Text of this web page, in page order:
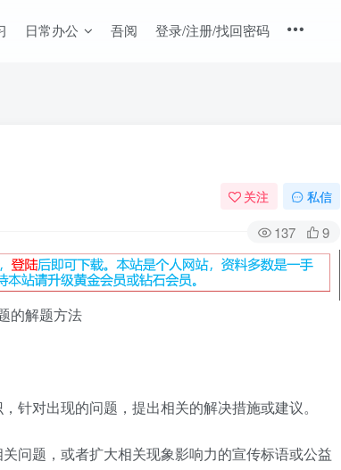
日常办公 吾阅 登录/注册/找回密码
关注 私信
137 9
的解题方法
针对出现的问题，提出相关的解决措施或建议。
问题，或者扩大相关现象影响力的宣传标语或公益